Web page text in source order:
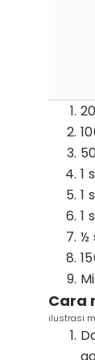
1
1
1
½
Cara
ilustrasi